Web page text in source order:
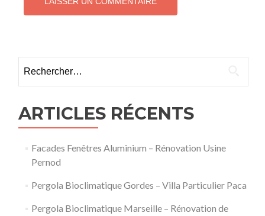
ARTICLES RÉCENTS
Facades Fenêtres Aluminium – Rénovation Usine
Pernod
Pergola Bioclimatique Gordes – Villa Particulier Paca
Pergola Bioclimatique Marseille – Rénovation de